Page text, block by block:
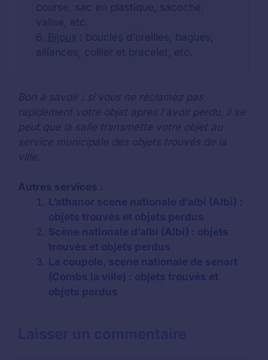
course, sac en plastique, sacoche,
valise, etc.
6. Bijoux : boucles d'oreilles, bagues,
alliances, collier et bracelet, etc.
Bon à savoir : si vous ne réclamez pas
rapidement votre objet après l'avoir perdu, il se
peut que la salle transmette votre objet au
service municipale des objets trouvés de la
ville.
Autres services :
L’athanor scene nationale d’albi (Albi) :
objets trouvés et objets perdus
Scène nationale d’albi (Albi) : objets
trouvés et objets perdus
La coupole, scene nationale de senart
(Combs la ville) : objets trouvés et
objets perdus